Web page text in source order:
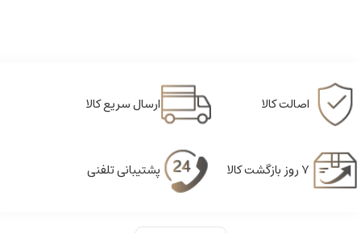
اصالت کالا ارسال سریع کالا
۷ روز بازگشت کالا پشتیبانی تلفنی